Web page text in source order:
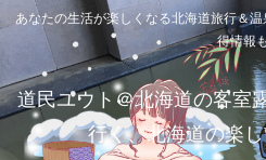
あなたの生活が楽しくなる北海道旅行＆
得情報
道民ユウト＠北海道の客室
行く、北海道の楽